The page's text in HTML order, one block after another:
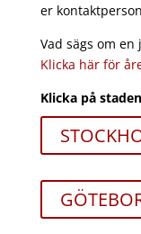
er
Vad sägs om
Klicka här för
Klicka på